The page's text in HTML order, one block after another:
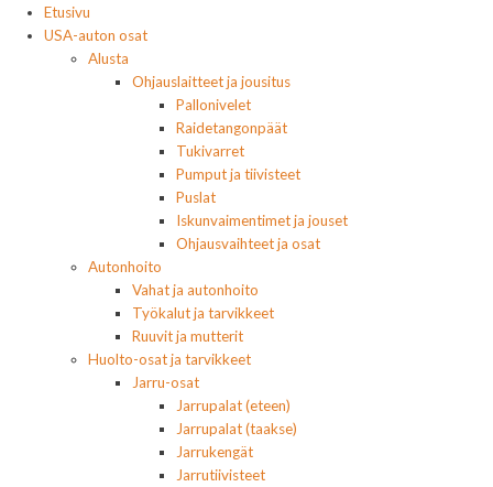
Etusivu
USA-auton osat
Alusta
Ohjauslaitteet ja jousitus
Pallonivelet
Raidetangonpäät
Tukivarret
Pumput ja tiivisteet
Puslat
Iskunvaimentimet ja jouset
Ohjausvaihteet ja osat
Autonhoito
Vahat ja autonhoito
Työkalut ja tarvikkeet
Ruuvit ja mutterit
Huolto-osat ja tarvikkeet
Jarru-osat
Jarrupalat (eteen)
Jarrupalat (taakse)
Jarrukengät
Jarrutiivisteet